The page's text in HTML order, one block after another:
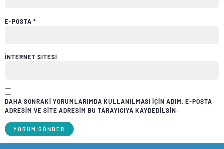
E-POSTA *
İNTERNET SITESI
DAHA SONRAKI YORUMLARIMDA KULLANILMASI IÇIN ADIM, E-POSTA
ADRESIM VE SITE ADRESIM BU TARAYICIYA KAYDEDILSIN.